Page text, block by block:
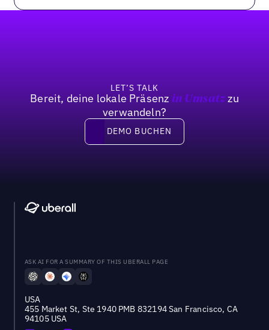
LET’S TALK
Bereit, deine lokale Präsenz in Umsatzzu
verwandeln?
Demo buchen
DEMO BUCHEN
ASK AI FOR A SUMMARY OF THIS UBERALL PAGE
USA
455 Market St, Ste 1940 PMB 832194 San Francisco, CA
94105 USA